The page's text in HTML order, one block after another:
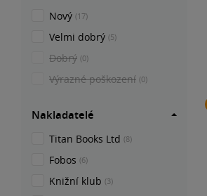
Nový (17)
Velmi dobrý (5)
Dobrý (0)
Výrazné poškození (0)
Nakladatelé
Titan Books Ltd (8)
Fobos (6)
Knižní klub (3)